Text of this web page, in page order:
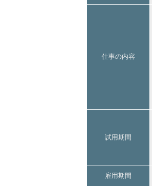
仕事の内容
試用期間
雇用期間